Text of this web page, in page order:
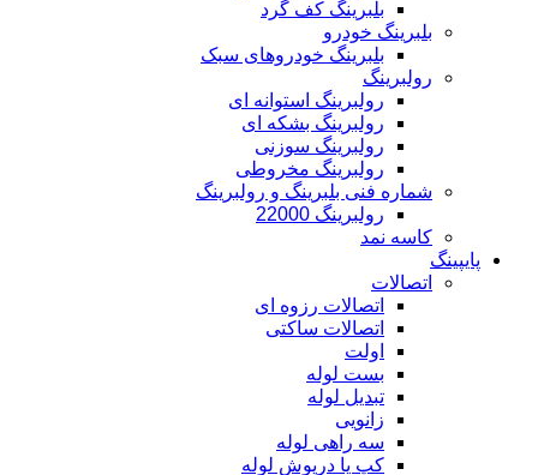
بلبرینگ کف گرد
بلبرینگ خودرو
بلبرینگ خودروهای سبک
رولبرینگ
رولبرینگ استوانه ای
رولبرینگ بشکه ای
رولبرینگ سوزنی
رولبرینگ مخروطی
شماره فنی بلبرینگ و رولبرینگ
رولبرینگ 22000
کاسه نمد
پایپینگ
اتصالات
اتصالات رزوه ای
اتصالات ساکتی
اولت
بست لوله
تبدیل لوله
زانویی
سه راهی لوله
کپ یا درپوش لوله